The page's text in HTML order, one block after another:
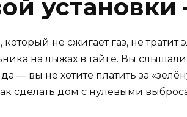
не сжигает газ, не
на лыжах в тайге. Вы слышали
— вы не хотите платить за
сделать дом с нулевыми